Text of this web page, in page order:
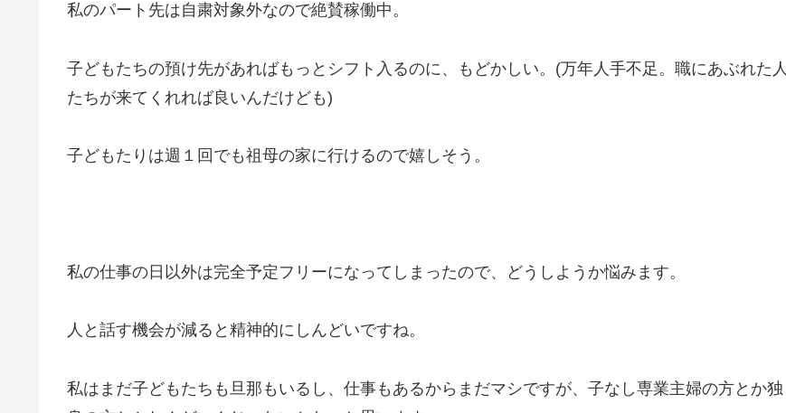
私のパート先は自粛対象外なので絶賛稼働中。
子どもたちの預け先があればもっとシフト入るのに、もどかしい。(万年人手不足。職にあぶれた人
たちが来てくれれば良いんだけども)
子どもたりは週１回でも祖母の家に行けるので嬉しそう。
私の仕事の日以外は完全予定フリーになってしまったので、どうしようか悩みます。
人と話す機会が減ると精神的にしんどいですね。
私はまだ子どもたちも旦那もいるし、仕事もあるからまだマシですが、子なし専業主婦の方とか独